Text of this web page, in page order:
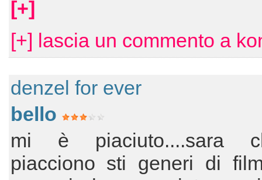
[+]
[+] lascia un commento a
denzel for ever
bello
mi è piaciuto....sara
piacciono sti generi di